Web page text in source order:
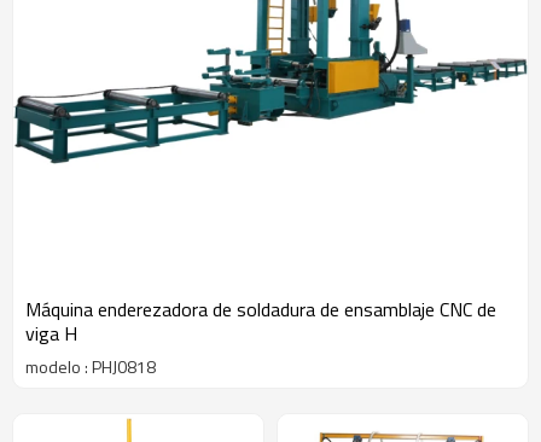
Máquina enderezadora de soldadura de ensamblaje CNC de
viga H
modelo : PHJ0818